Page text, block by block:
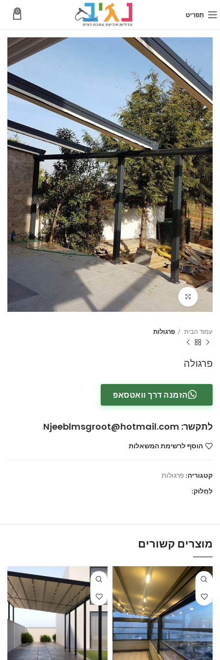
תַפרִיט 0
Click to enlarge
עמוד הבית פרגולות
פרגולה
הזמנה דרך וואטסאפ
לתקשר:
Njeeblmsgroot@hotmail.com
הוסף לרשימת המשאלות
קטגוריה: פרגולות
לַחֲלוֹק:
מוצרים קשורים